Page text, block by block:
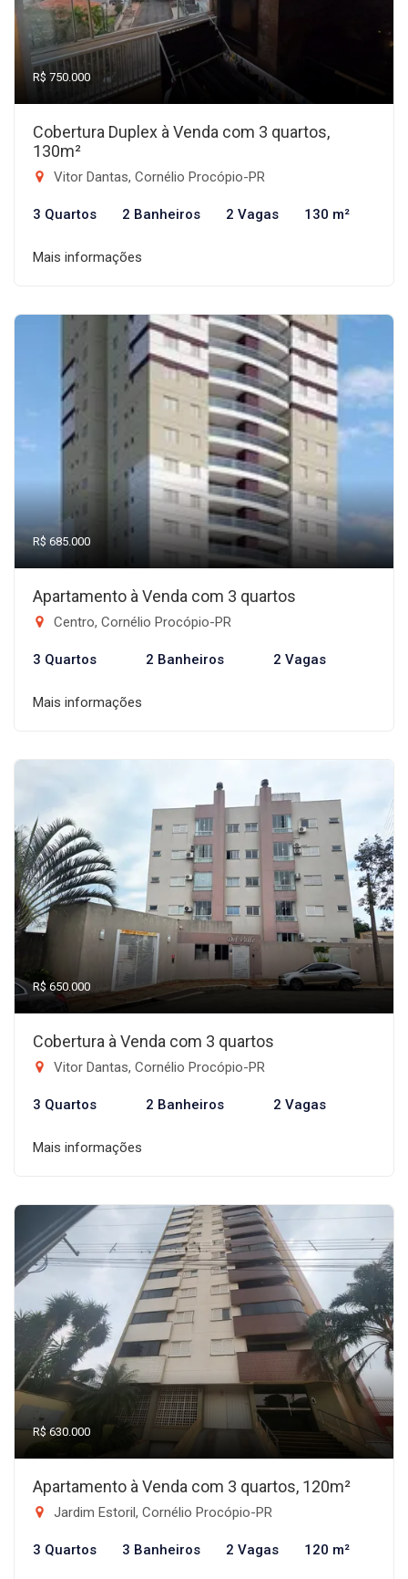
R$ 750.000
Cobertura Duplex à Venda com 3 quartos,
130m²
Vitor Dantas, Cornélio Procópio-PR
3 Quartos 2 Banheiros 2 Vagas 130 m²
Mais informações
R$ 685.000
Apartamento à Venda com 3 quartos
Centro, Cornélio Procópio-PR
3 Quartos 2 Banheiros 2 Vagas
Mais informações
R$ 650.000
Cobertura à Venda com 3 quartos
Vitor Dantas, Cornélio Procópio-PR
3 Quartos 2 Banheiros 2 Vagas
Mais informações
R$ 630.000
Apartamento à Venda com 3 quartos, 120m²
Jardim Estoril, Cornélio Procópio-PR
3 Quartos 3 Banheiros 2 Vagas 120 m²